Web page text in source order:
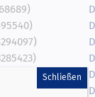
Schließen